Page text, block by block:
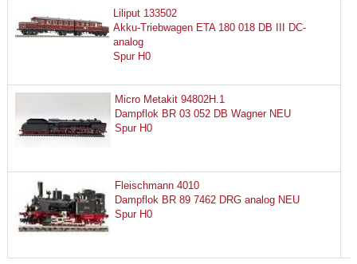
Liliput 133502
Akku-Triebwagen ETA 180 018 DB III DC-
analog
Spur H0
Micro Metakit 94802H.1
Dampflok BR 03 052 DB Wagner NEU
Spur H0
Fleischmann 4010
Dampflok BR 89 7462 DRG analog NEU
Spur H0